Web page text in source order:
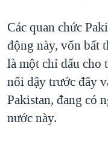
Các quan chức
động này, vốn bất
là một chỉ dấu cho
nổi dậy trước đây
Pakistan, đang có
nước này.